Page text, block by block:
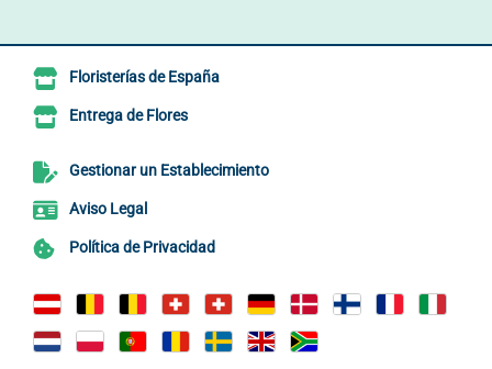
Floristerías de España
Entrega de Flores
Gestionar un Establecimiento
Aviso Legal
Política de Privacidad